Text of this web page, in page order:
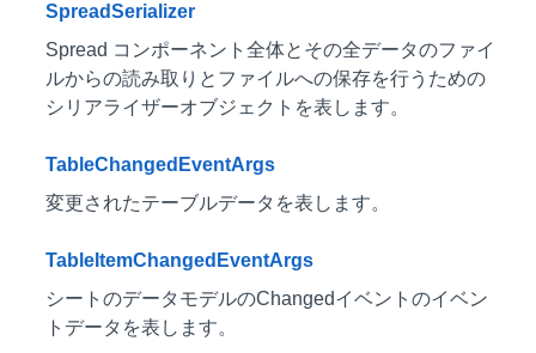
SpreadSerializer
Spread コンポーネント全体とその全データのファイ
ルからの読み取りとファイルへの保存を行うための
シリアライザーオブジェクトを表します。
TableChangedEventArgs
変更されたテーブルデータを表します。
TableItemChangedEventArgs
シートのデータモデルのChangedイベントのイベン
トデータを表します。